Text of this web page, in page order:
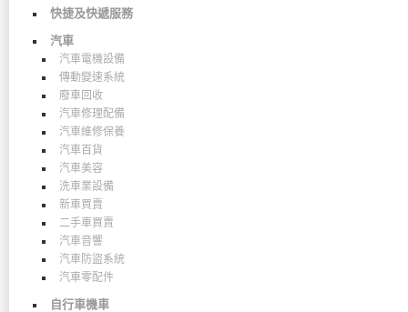
快捷及快遞服務
汽車
汽車電機設備
傳動變速系統
廢車回收
汽車修理配備
汽車維修保養
汽車百貨
汽車美容
洗車業設備
新車買賣
二手車買賣
汽車音響
汽車防盜系統
汽車零配件
自行車機車